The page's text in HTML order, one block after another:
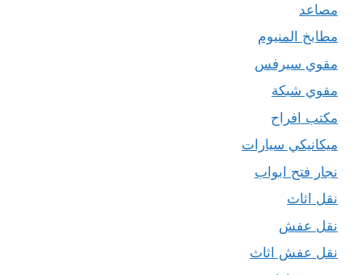
مصاعد
مطابخ المنيوم
مقوي سيرفس
مقوي شبكة
مكتب افراح
ميكانيكي سيارات
نجار فتح ابواب
نقل اثاث
نقل عفش
نقل عفش اثاث